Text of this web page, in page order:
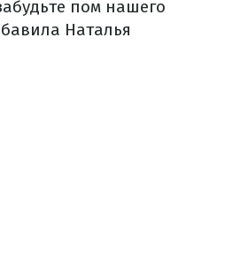
пом нашего
Наталья